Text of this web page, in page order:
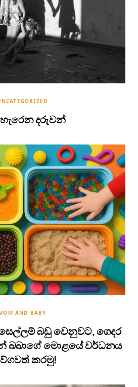
දරුවන්
AND BABY
බඩු වෙනුවට, ගෙදර
බබාගේ මොළයේ වර්ධනය
කරමු!